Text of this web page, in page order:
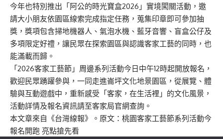
今年也特別推出「阿公的時光寶盒2026」實境闖關活動，邀
請大小朋友依園區線索完成指定任務，蒐集印章即可參加抽
獎，獎項包含掃地機器人、氣泡水機、藍牙音響、盲盒公仔及
多項限定好禮，讓民眾在探索園區與認識客家工藝的同時，也
能滿載而歸。
「2026客家工藝節」周邊系列活動今日中午12時起開放報名，
歡迎民眾踴躍參與，一同走進崙坪文化地景園區，從展覽、體
驗與互動遊戲中，重新感受「客家，在生活裡」的文化風景，
活動詳情及報名資訊請至客家局官網查詢。
本文章來自《台灣線報》。原文： 桃園客家工藝節系列活動今
報名開跑 亮點搶先看